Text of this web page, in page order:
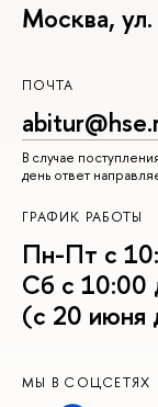
Москва,
ПОЧТА
В случае
день ответ
ГРАФИК РАБОТЫ
Пн-Пт с
Сб с 10:00
(с 20 июня
МЫ В СОЦСЕТЯХ